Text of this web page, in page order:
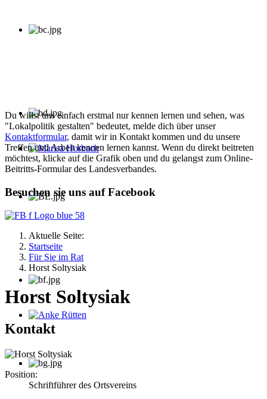
Marisa Horbach
Anke Rütten
Du willst uns einfach erstmal nur kennen lernen und sehen, was
"Lokalpolitik gestalten" bedeutet, melde dich über unser
Kontaktformular, damit wir in Kontakt kommen und du unsere
Treffen und Arbeit kennen lernen kannst. Wenn du direkt beitreten
möchtest, klicke auf die Grafik oben und du gelangst zum Online-
Beitritts-Formular des Landesverbandes.
Besuchen sie uns auf Facebook
Aktuelle Seite:
Startseite
Für Sie im Rat
Horst Soltysiak
Horst Soltysiak
Kontakt
Position:
Schriftführer des Ortsvereins